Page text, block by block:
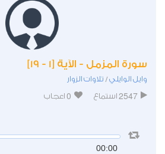
سورة المزمل - الآية [1 - 19]
وايل الوايلي/ تلاوات الزوار
2547 استماع 0 اعجاب
00:00